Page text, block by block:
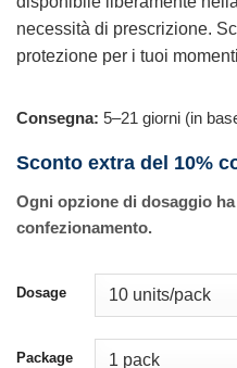
necessità di prescrizione.
protezione per i tuoi
Consegna: 5–21 giorni (in
Sconto extra del 10%
Ogni opzione di dosaggio
confezionamento.
Dosage
Package